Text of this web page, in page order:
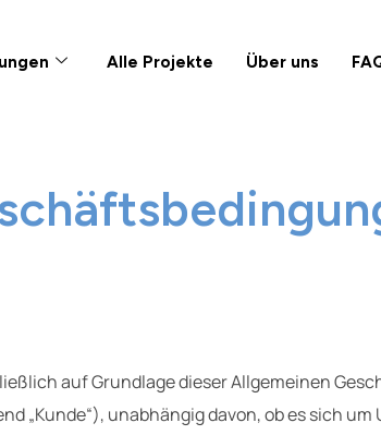
Alle Projekte Über uns
auf Grundlage dieser Allgemeinen
unabhängig davon, ob es sich um